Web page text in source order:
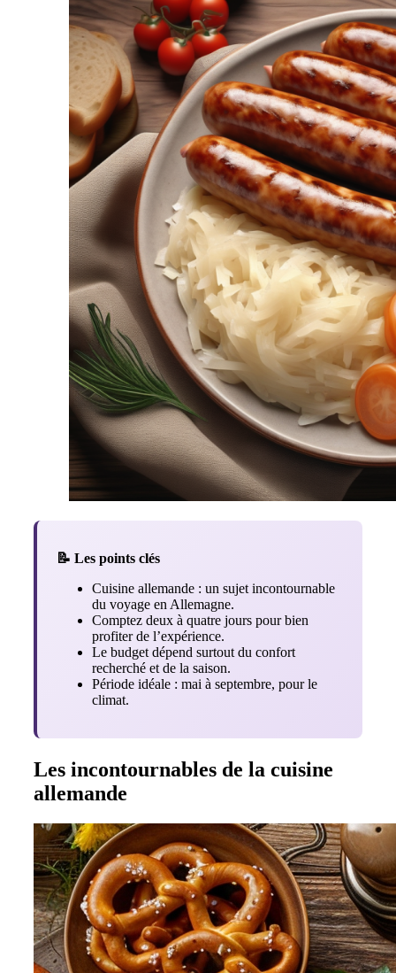
📝 Les points clés
Cuisine allemande : un sujet incontournable
du voyage en Allemagne.
Comptez deux à quatre jours pour bien
profiter de l’expérience.
Le budget dépend surtout du confort
recherché et de la saison.
Période idéale : mai à septembre, pour le
climat.
Les incontournables de la cuisine
allemande